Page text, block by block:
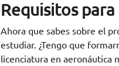
Requisitos
Ahora que sabes sobre el
estudiar. ¿Tengo que
licenciatura en aeronáutica